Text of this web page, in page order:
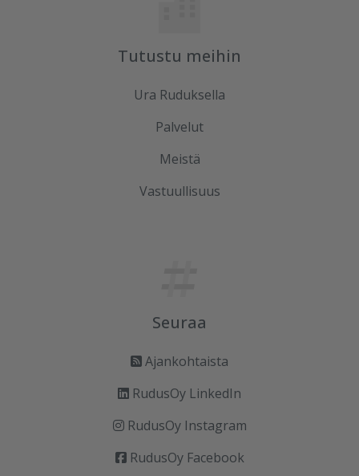
Tutustu meihin
Ura Ruduksella
Palvelut
Meistä
Vastuullisuus
Seuraa
Ajankohtaista
RudusOy LinkedIn
RudusOy Instagram
RudusOy Facebook